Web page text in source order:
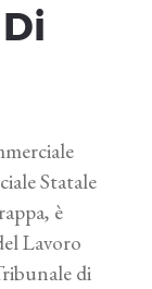
Statale
è
Lavoro
di